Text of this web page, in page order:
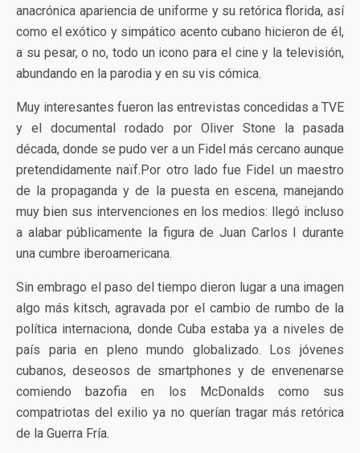
anacrónica apariencia de uniforme y su retórica florida, así
como el exótico y simpático acento cubano hicieron de él,
a su pesar, o no, todo un icono para el cine y la televisión,
abundando en la parodia y en su vis cómica.
Muy interesantes fueron las entrevistas concedidas a TVE
y el documental rodado por Oliver Stone la pasada
década, donde se pudo ver a un Fidel más cercano aunque
pretendidamente naïf.Por otro lado fue Fidel un maestro
de la propaganda y de la puesta en escena, manejando
muy bien sus intervenciones en los medios: llegó incluso
a alabar públicamente la figura de Juan Carlos I durante
una cumbre iberoamericana.
Sin embrago el paso del tiempo dieron lugar a una imagen
algo más kitsch, agravada por el cambio de rumbo de la
política internaciona, donde Cuba estaba ya a niveles de
país paria en pleno mundo globalizado. Los jóvenes
cubanos, deseosos de smartphones y de envenenarse
comiendo bazofia en los McDonalds como sus
compatriotas del exilio ya no querían tragar más retórica
de la Guerra Fría.